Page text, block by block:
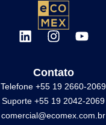
Contato
Telefone +55 19 2660-2069
Suporte +55 19 2042-2069
comercial@ecomex.com.br